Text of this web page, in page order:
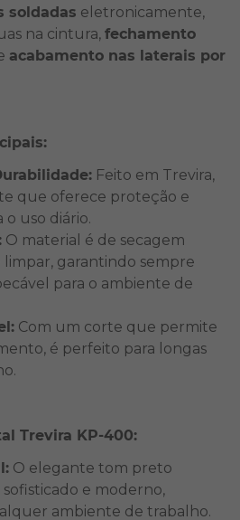
soldadas eletronicamente,
na cintura, fechamento
acabamento nas laterais por
Feito em Trevira,
que oferece proteção e
uso diário.
O material é de secagem
limpar, garantindo sempre
para o ambiente de
Com um corte que permite
é perfeito para longas
Trevira KP-400:
O elegante tom preto
e moderno,
ambiente de trabalho.